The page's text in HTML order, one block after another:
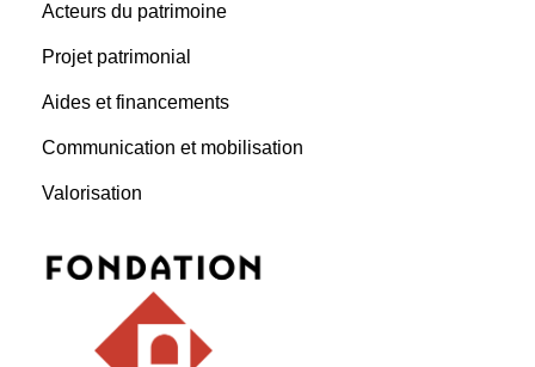
Acteurs du patrimoine
Projet patrimonial
Aides et financements
Communication et mobilisation
Valorisation